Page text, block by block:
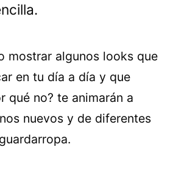
mostrar algunos looks que
en tu día a día y que
qué no? te animarán a
nuevos y de diferentes